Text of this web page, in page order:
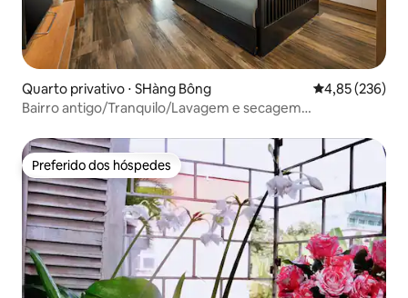
Quarto privativo ⋅ SHàng Bông 4,85 de uma
4,85 (236)
Bairro antigo/Tranquilo/Lavagem e secagem
Preferido dos hóspedes
Preferido dos hóspedes